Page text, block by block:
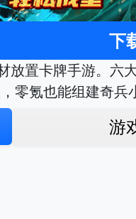
下
放置卡牌手游。
零氪也能组建奇兵
游